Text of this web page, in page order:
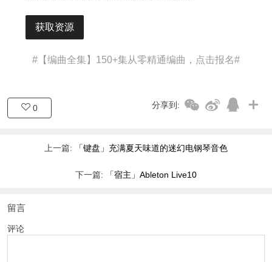
获取资源
#【编曲全集】150+集从零精通编曲，点击报名#
0 分享到:
上一篇: 「键盘」充满夏天味道的迷幻电钢琴音色
下一篇: 「宿主」Ableton Live10
留言
评论